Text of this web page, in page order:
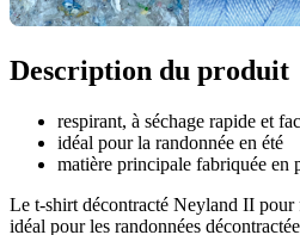
Description du produit
respirant, à séchage rapide et
idéal pour la randonnée en été
matière principale fabriquée en
Le t-shirt décontracté Neyland II pour
idéal pour les randonnées